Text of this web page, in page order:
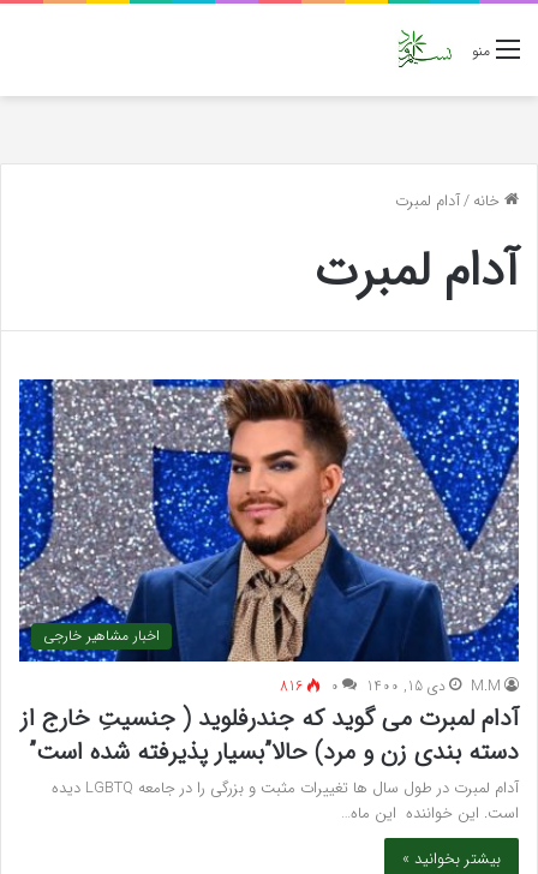
منو
خانه/آدام لمبرت
آدام لمبرت
اخبار مشاهیر خارجی
M.M دی 15, 1400 ۰ 816
آدام لمبرت می گوید که جندرفلوید ( جنسیتِ خارج از
دسته بندی زن و مرد) حالا”بسیار پذیرفته شده است”
آدام لمبرت در طول سال ها تغییرات مثبت و بزرگی را در جامعه LGBTQ دیده
است. این خواننده این ماه…
بیشتر بخوانید »